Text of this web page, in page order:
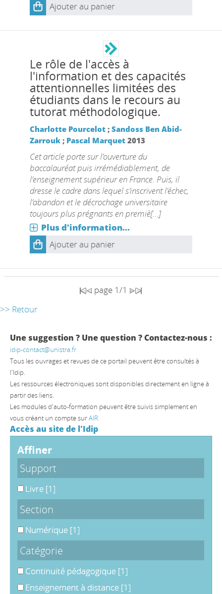
Ajouter au panier
Le rôle de l'accès à
l'information et des capacités
attentionnelles limitées des
étudiants dans le recours au
tutorat méthodologique.
Charlotte Pourcelot; Sandoss Ben Abid-
Zarrouk; Pascal Marquet 2013
Cet article porte sur l’ouverture du
baccalauréat puis irrémédiablement, de
l’enseignement supérieur en France. Puis, il
dresse le cadre dans lequel s’inscrivent l’échec,
l’abandon et le décrochage universitaire
toujours plus prégnants en premiè[...]
Plus d'information...
Ajouter au panier
page 1/1
>> Retour
Une suggestion ? Une question ? Contactez-nous :
idip-contact@unistra.fr
Tous les ouvrages et revues de ce portail peuvent être consultés à
l'Idip.
Les ressources électroniques sont disponibles directement en ligne à
partir des liens.
Les modules d'auto-formation peuvent être suivis simplement en
vous créant un compte surAIR.
Accès au site de l'Idip
affiner
Support
Livre [1]
Section
Numérique [1]
Catégorie
Continuité pédagogique [1]
Enseignement à distance [1]